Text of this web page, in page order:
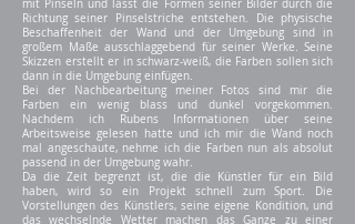
mit Pinseln und lässt die Formen seiner Bilder durch die
Richtung seiner Pinselstriche entstehen. Die physische
Beschaffenheit der Wand und der Umgebung sind in
großem Maße ausschlaggebend für seiner Werke. Seine
Skizzen erstellt er in schwarz-weiß, die Farben sollen sich
dann in die Umgebung einfügen.
Bei der Nachbearbeitung meiner Fotos sind mir die
Farben ein wenig blass und dunkel vorgekommen.
Nachdem ich Rubens Informationen über seine
Arbeitsweise gelesen hatte und ich mir die Wand noch
mal angeschaute, nehme ich die Farben nun als absolut
passend in der Umgebung wahr.
Da die Zeit begrenzt ist, die die Künstler für ein Bild
haben, wird so ein Projekt schnell zum Sport. Die
Vorstellungen des Künstlers, seine eigene Kondition, und
das wechselnde Wetter machen das Ganze zu einer